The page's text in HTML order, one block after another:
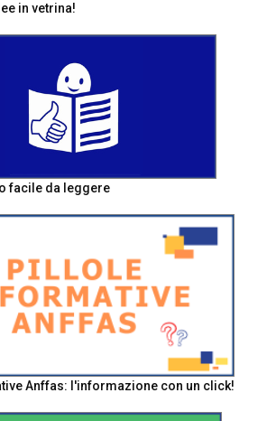
in vetrina!
facile da leggere
Anffas: l'informazione con un click!